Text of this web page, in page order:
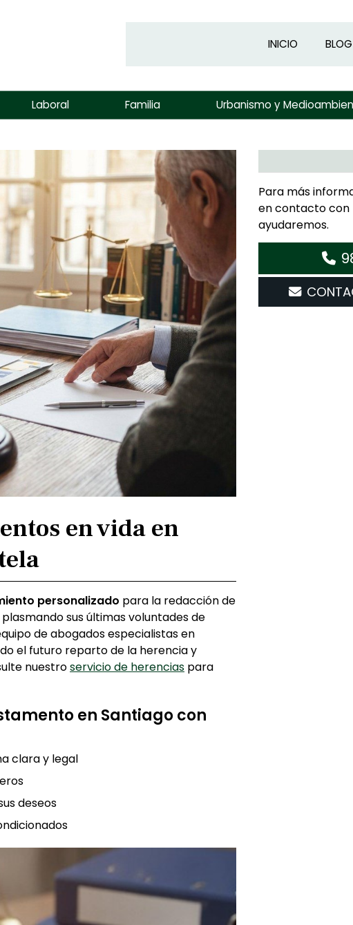
INICIO BLOG
Laboral Familia Urbanismo y
en vida en
Para más
en contacto con
ayudaremos.
personalizado para la redacción de
sus últimas voluntades de
de abogados especialistas en
el futuro reparto de la herencia y
nuestroservicio de herencias para
en Santiago con
clara y legal
deseos